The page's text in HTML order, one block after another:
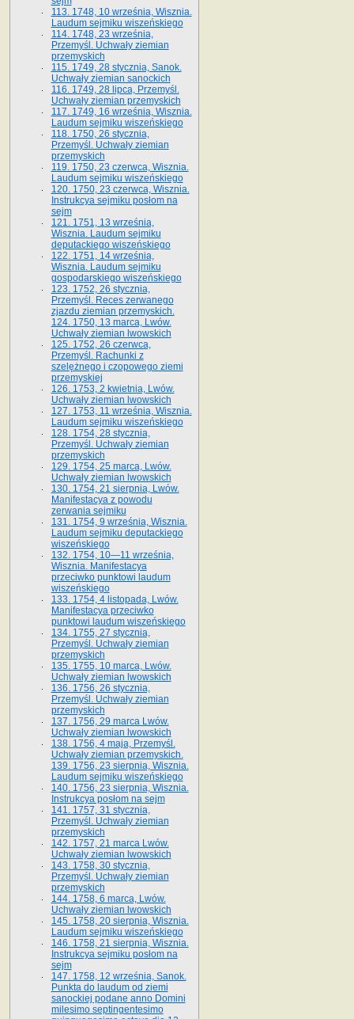
113. 1748, 10 września, Wisznia.
Laudum sejmiku wiszeńskiego
114. 1748, 23 września,
Przemyśl. Uchwały ziemian
przemyskich
115. 1749, 28 stycznia, Sanok.
Uchwały ziemian sanockich
116. 1749, 28 lipca, Przemyśl.
Uchwały ziemian przemyskich
117. 1749, 16 września, Wisznia.
Laudum sejmiku wiszeńskiego
118. 1750, 26 stycznia,
Przemyśl. Uchwały ziemian
przemyskich
119. 1750, 23 czerwca, Wisznia.
Laudum sejmiku wiszeńskiego
120. 1750, 23 czerwca, Wisznia.
Instrukcya sejmiku posłom na
sejm
121. 1751, 13 września,
Wisznia. Laudum sejmiku
deputackiego wiszeńskiego
122. 1751, 14 września,
Wisznia. Laudum sejmiku
gospodarskiego wiszeńskiego
123. 1752, 26 stycznia,
Przemyśl. Reces zerwanego
zjazdu ziemian przemyskich.
124. 1750, 13 marca, Lwów.
Uchwały ziemian lwowskich
125. 1752, 26 czerwca,
Przemyśl. Rachunki z
szelężnego i czopowego ziemi
przemyskiej
126. 1753, 2 kwietnia, Lwów.
Uchwały ziemian lwowskich
127. 1753, 11 września, Wisznia.
Laudum sejmiku wiszeńskiego
128. 1754, 28 stycznia,
Przemyśl. Uchwały ziemian
przemyskich
129. 1754, 25 marca, Lwów.
Uchwały ziemian lwowskich
130. 1754, 21 sierpnia, Lwów.
Manifestacya z powodu
zerwania sejmiku
131. 1754, 9 września, Wisznia.
Laudum sejmiku deputackiego
wiszeńskiego
132. 1754, 10—11 września,
Wisznia. Manifestacya
przeciwko punktowi laudum
wiszeńskiego
133. 1754, 4 listopada, Lwów.
Manifestacya przeciwko
punktowi laudum wiszeńskiego
134. 1755, 27 stycznia,
Przemyśl. Uchwały ziemian
przemyskich
135. 1755, 10 marca, Lwów.
Uchwały ziemian lwowskich
136. 1756, 26 stycznia,
Przemyśl. Uchwały ziemian
przemyskich
137. 1756, 29 marca Lwów.
Uchwały ziemian lwowskich
138. 1756, 4 maja, Przemyśl.
Uchwały ziemian przemyskich.
139. 1756, 23 sierpnia, Wisznia.
Laudum sejmiku wiszeńskiego
140. 1756, 23 sierpnia, Wisznia.
Instrukcya posłom na sejm
141. 1757, 31 stycznia,
Przemyśl. Uchwały ziemian
przemyskich
142. 1757, 21 marca Lwów.
Uchwały ziemian lwowskich
143. 1758, 30 stycznia,
Przemyśl. Uchwały ziemian
przemyskich
144. 1758, 6 marca, Lwów.
Uchwały ziemian lwowskich
145. 1758, 20 sierpnia, Wisznia.
Laudum sejmiku wiszeńskiego
146. 1758, 21 sierpnia, Wisznia.
Instrukcya sejmiku posłom na
sejm
147. 1758, 12 września, Sanok.
Punkta do laudum od ziemi
sanockiej podane anno Domini
milesimo septingentesimo